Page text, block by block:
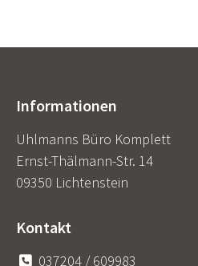
Informationen
Uhlmanns Büro Komplett
Ernst-Thälmann-Str. 14
09350 Lichtenstein
Kontakt
037204 / 609983